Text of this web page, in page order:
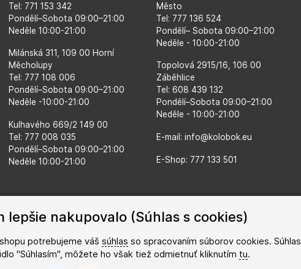
Tel: 771 153 342
Pondělí–​Sobota 09:00–​21:00
Neděle 10:00-21:00
Milánská 311, 109 00 Horní
Měcholupy
Tel: 777 108 006
Pondělí–​Sobota 09:00–​21:00
Neděle -10:00-21:00
Kulhavého 669/2 149 00
Tel: 777 008 035
Pondělí–​Sobota 09:00–​21:00
Neděle 10:00-21:00
Město
Tel: 777 136 524
Pondělí– Sobota 09:00–21:00
Neděle - 10:00-21:00
Topolová 2915/16, 106 00
Záběhlice
Tel: 608 439 132
Pondělí–​Sobota 09:00–​21:00
Neděle - 10:00-21:00
E-mail: info@kolobok.eu
E-Shop: 777 133 501
lepšie nakupovalo (Súhlas s cookies)
potrebujeme váš súhlas so spracovaním súborov cookies. Súhlas
"Súhlasím", môžete ho však tiež odmietnuť kliknutím tu.